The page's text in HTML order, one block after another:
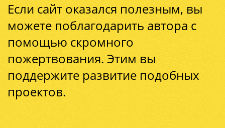
Если сайт оказался полезным, вы
можете поблагодарить автора с
помощью скромного
пожертвования. Этим вы
поддержите развитие подобных
проектов.